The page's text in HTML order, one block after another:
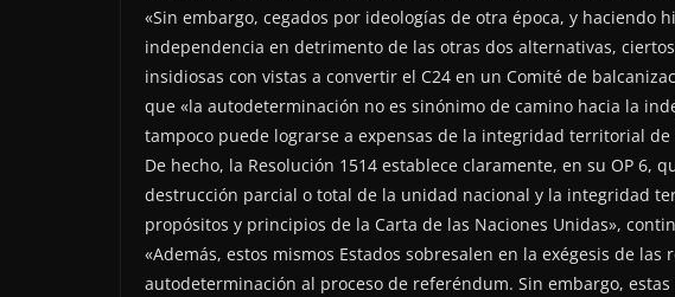
«Sin embargo, cegados por ideologías de otra época, y haciendo
independencia en detrimento de las otras dos alternativas,
insidiosas con vistas a convertir el C24 en un Comité de
que «la autodeterminación no es sinónimo de camino hacia la
tampoco puede lograrse a expensas de la integridad territorial de
De hecho, la Resolución 1514 establece claramente, en su OP 6,
destrucción parcial o total de la unidad nacional y la integridad
propósitos y principios de la Carta de las Naciones Unidas»,
«Además, estos mismos Estados sobresalen en la exégesis de
autodeterminación al proceso de referéndum. Sin embargo,